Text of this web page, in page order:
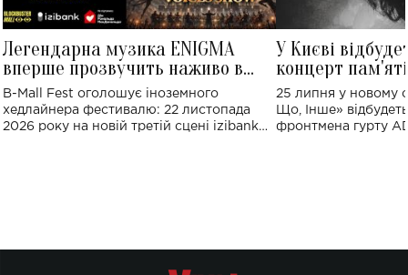
Легендарна музика ENIGMA
вперше прозвучить наживо в
Україні: де відбудеться концерт
B-Mall Fest оголошує іноземного
хедлайнера фестивалю: 22 листопада
2026 року на новій третій сцені izibank
У Києві
концерт
Клименка:
виконають
25 липня у новому
Що, Інше»
фронтмена гурту